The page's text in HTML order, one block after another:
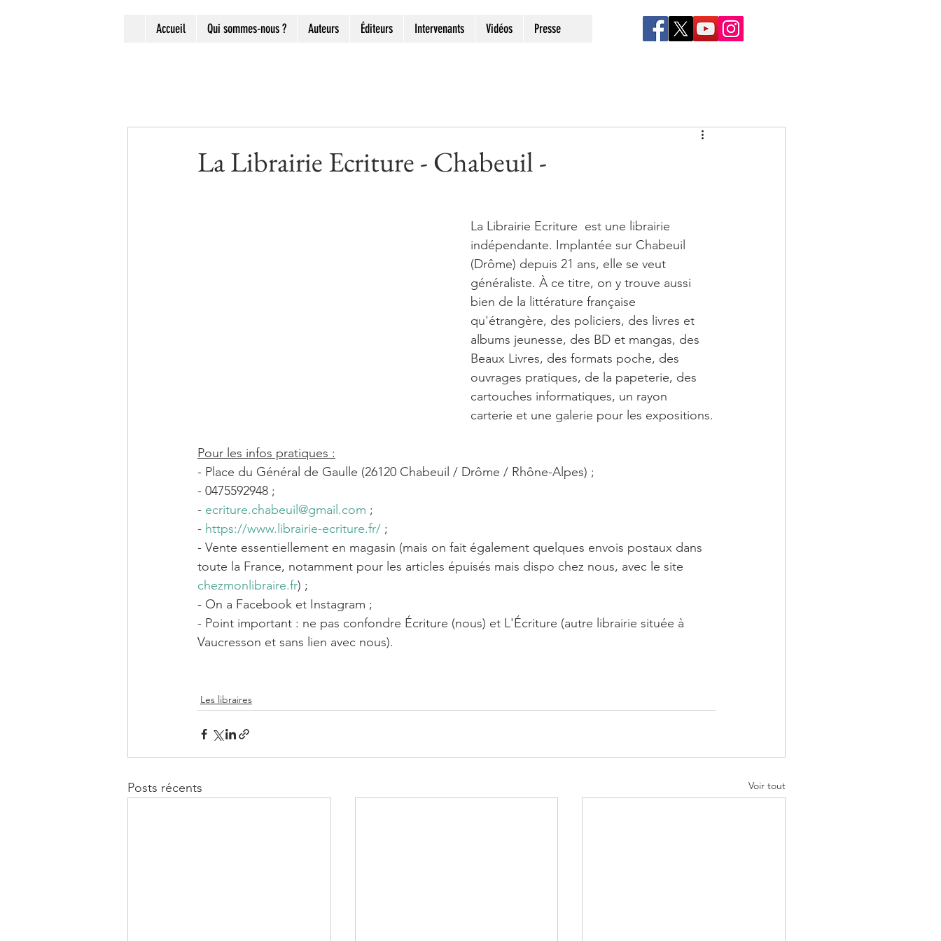
Accueil Qui sommes-nous ? Auteurs Éditeurs Intervenants Vidéos Presse
La Librairie Ecriture - Chabeuil -
La Librairie Ecriture  est une librairie
indépendante. Implantée sur Chabeuil
(Drôme) depuis 21 ans, elle se veut
généraliste. À ce titre, on y trouve aussi
bien de la littérature française
qu'étrangère, des policiers, des livres et
albums jeunesse, des BD et mangas, des
Beaux Livres, des formats poche, des
ouvrages pratiques, de la papeterie, des
cartouches informatiques, un rayon
carterie et une galerie pour les expositions.
Pour les infos pratiques :
- Place du Général de Gaulle (26120 Chabeuil / Drôme / Rhône-Alpes) ;
- 0475592948 ;
- ecriture.chabeuil@gmail.com ;
- https://www.librairie-ecriture.fr/ ;
- Vente essentiellement en magasin (mais on fait également quelques envois postaux dans
toute la France, notamment pour les articles épuisés mais dispo chez nous, avec le site
chezmonlibraire.fr) ;
- On a Facebook et Instagram ;
- Point important : ne pas confondre Écriture (nous) et L'Écriture (autre librairie située à
Vaucresson et sans lien avec nous).
Les libraires
Posts récents Voir tout